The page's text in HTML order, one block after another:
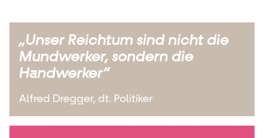
„Unser Reichtum sind nicht die
Mundwerker, sondern die
Handwerker“
Alfred Dregger, dt. Politiker